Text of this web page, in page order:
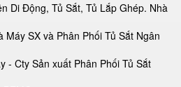
Di Động, Tủ Sắt, Tủ Lắp Ghép. Nhà
Máy SX và Phân Phối Tủ Sắt Ngân
- Cty Sản xuất Phân Phối Tủ Sắt